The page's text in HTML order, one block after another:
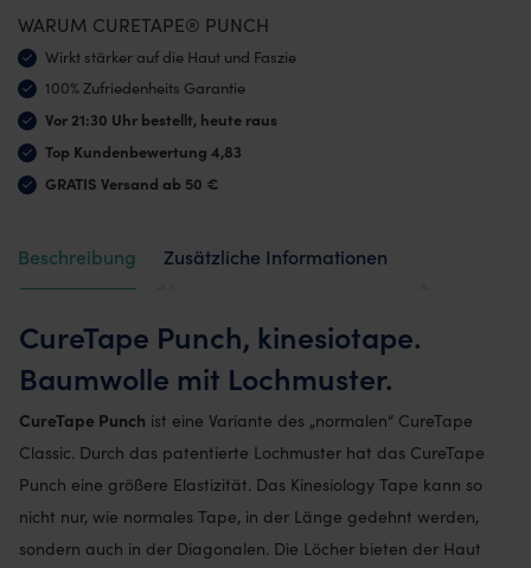
WARUM CURETAPE® PUNCH
Wirkt stärker auf die Haut und Faszie
100% Zufriedenheits Garantie
Vor 21:30 Uhr bestellt, heute raus
Top Kundenbewertung 4,83
GRATIS Versand ab 50 €
Beschreibung
Zusätzliche Informationen
CureTape Punch, kinesiotape.
Baumwolle mit Lochmuster.
CureTape Punch ist eine Variante des „normalen“ CureTape
Classic. Durch das patentierte Lochmuster hat das CureTape
Punch eine größere Elastizität. Das Kinesiology Tape kann so
nicht nur, wie normales Tape, in der Länge gedehnt werden,
sondern auch in der Diagonalen. Die Löcher bieten der Haut